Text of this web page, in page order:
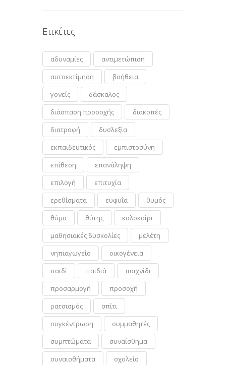
Ετικέτες
αδυναμίες
αντιμετώπιση
αυτοεκτίμηση
βοήθεια
γονείς
δάσκαλος
διάσπαση προσοχής
διακοπές
διατροφή
δυσλεξία
εκπαιδευτικός
εμπιστοσύνη
επίθεση
επανάληψη
επιλογή
επιτυχία
ερεθίσματα
ευφυΐα
θυμός
θύμα
θύτης
καλοκαίρι
μαθησιακές δυσκολίες
μελέτη
νηπιαγωγείο
οικογένεια
παιδί
παιδιά
παιχνίδι
προσαρμογή
προσοχή
ρατσισμός
σπίτι
συγκέντρωση
συμμαθητές
συμπτώματα
συναίσθημα
συναισθήματα
σχολείο